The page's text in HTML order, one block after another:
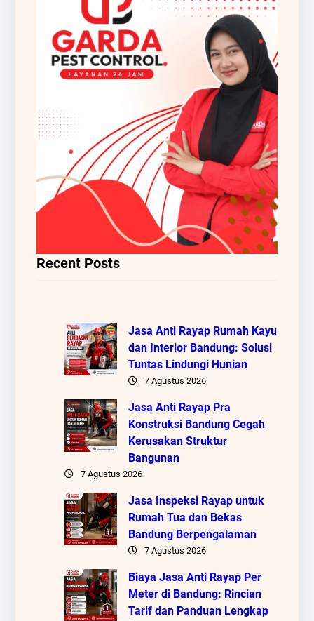
Recent Posts
Jasa Anti Rayap Rumah Kayu
dan Interior Bandung: Solusi
Tuntas Lindungi Hunian
7 Agustus 2026
Jasa Anti Rayap Pra
Konstruksi Bandung Cegah
Kerusakan Struktur
Bangunan
7 Agustus 2026
Jasa Inspeksi Rayap untuk
Rumah Tua dan Bekas
Bandung Berpengalaman
7 Agustus 2026
Biaya Jasa Anti Rayap Per
Meter di Bandung: Rincian
Tarif dan Panduan Lengkap